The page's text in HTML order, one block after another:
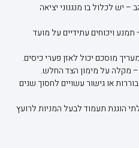
יש לכלול בו מנגנוני יציאה
ויכוחים עתידיים על מועד
מוסכם יכול לאזן פערי כיסים.
מקלה על מימון הצד החלש.
או גישור עשויים לחסוך שנים
הוגנת תעמוד לבעל המניות לרועץ